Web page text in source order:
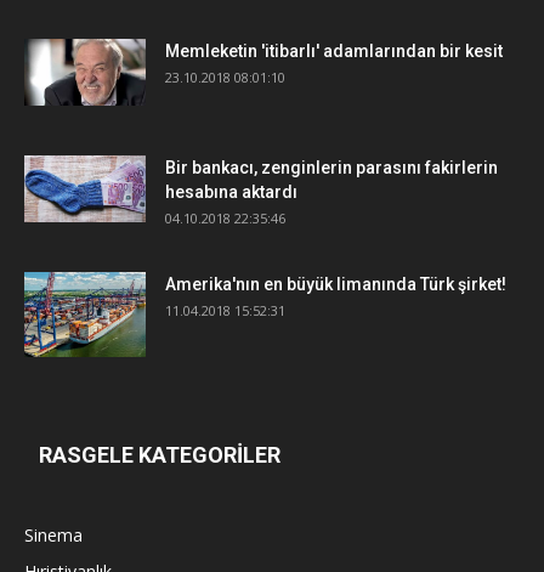
Memleketin 'itibarlı' adamlarından bir kesit
23.10.2018 08:01:10
Bir bankacı, zenginlerin parasını fakirlerin
hesabına aktardı
04.10.2018 22:35:46
Amerika'nın en büyük limanında Türk şirket!
11.04.2018 15:52:31
RASGELE KATEGORİLER
Sinema